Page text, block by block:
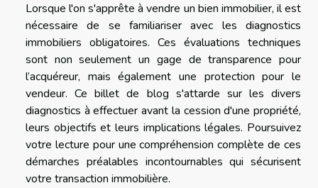
Lorsque l'on s'apprête à vendre un bien immobilier, il est
nécessaire de se familiariser avec les diagnostics
immobiliers obligatoires. Ces évaluations techniques
sont non seulement un gage de transparence pour
l’acquéreur, mais également une protection pour le
vendeur. Ce billet de blog s'attarde sur les divers
diagnostics à effectuer avant la cession d'une propriété,
leurs objectifs et leurs implications légales. Poursuivez
votre lecture pour une compréhension complète de ces
démarches préalables incontournables qui sécurisent
votre transaction immobilière.